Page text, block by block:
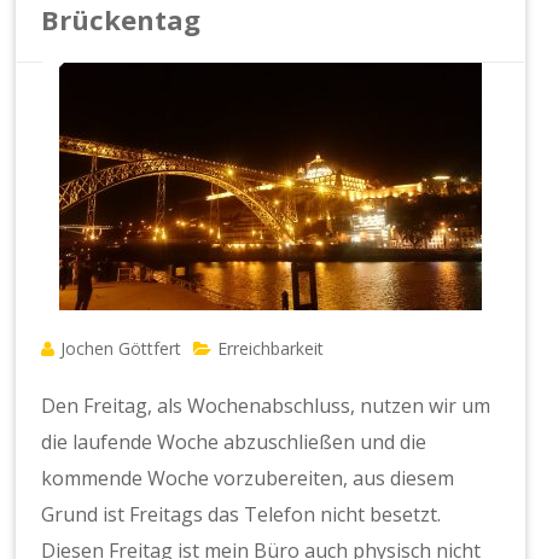
Brückentag
Jochen Göttfert Erreichbarkeit
Den Freitag, als Wochenabschluss, nutzen wir um
die laufende Woche abzuschließen und die
kommende Woche vorzubereiten, aus diesem
Grund ist Freitags das Telefon nicht besetzt.
Diesen Freitag ist mein Büro auch physisch nicht